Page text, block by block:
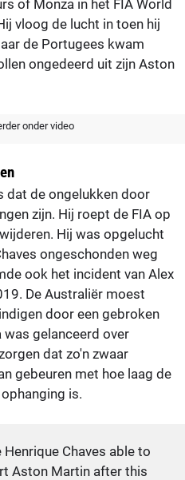
of Monza in het FIA World
vloog de lucht in toen hij
de Portugees kwam
ongedeerd uit zijn Aston
onder video
dat de ongelukken door
zijn. Hij roept de FIA op
Hij was opgelucht
ongeschonden weg
ook het incident van Alex
De Australiër moest
door een gebroken
was gelanceerd over
dat zo'n zwaar
gebeuren met hoe laag de
is.
Chaves able to
Aston Martin after this